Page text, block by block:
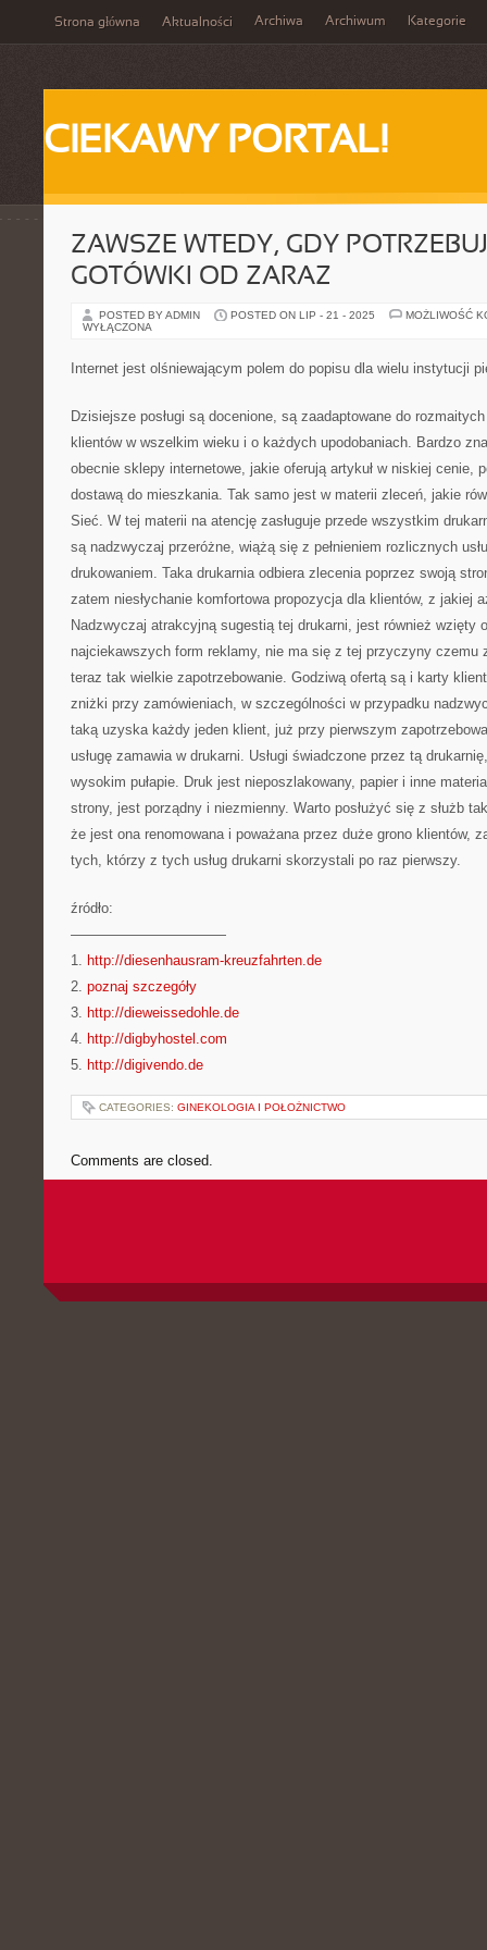
Strona główna Aktualności Archiwa Archiwum Kategorie
CIEKAWY PORTAL!
ZAWSZE WTEDY, GDY
GOTÓWKI OD ZARAZ
POSTED BY ADMIN POSTED ON LIP - 21 - 2025
MOŻLIWOŚĆ
WYŁĄCZONA
Internet jest olśniewającym polem do popisu dla wielu instytucji
Dzisiejsze posługi są docenione, są zaadaptowane do
klientów w wszelkim wieku i o każdych upodobaniach. Bardzo
obecnie sklepy internetowe, jakie oferują artykuł w niskiej cenie,
dostawą do mieszkania. Tak samo jest w materii zleceń, jakie
Sieć. W tej materii na atencję zasługuje przede wszystkim
są nadzwyczaj przeróżne, wiążą się z pełnieniem rozlicznych
drukowaniem. Taka drukarnia odbiera zlecenia poprzez swoją
zatem niesłychanie komfortowa propozycja dla klientów, z jakiej
Nadzwyczaj atrakcyjną sugestią tej drukarni, jest również wzięty
najciekawszych form reklamy, nie ma się z tej przyczyny czemu
teraz tak wielkie zapotrzebowanie. Godziwą ofertą są i karty
zniżki przy zamówieniach, w szczególności w przypadku
taką uzyska każdy jeden klient, już przy pierwszym
usługę zamawia w drukarni. Usługi świadczone przez tą
wysokim pułapie. Druk jest nieposzlakowany, papier i inne
strony, jest porządny i niezmienny. Warto posłużyć się z służb
że jest ona renomowana i poważana przez duże grono klientów,
tych, którzy z tych usług drukarni skorzystali po raz pierwszy.
źródło:
———————————
1. http://diesenhausram-kreuzfahrten.de
2. poznaj szczegóły
3. http://dieweissedohle.de
4. http://digbyhostel.com
5. http://digivendo.de
CATEGORIES: GINEKOLOGIA I POŁOŻNICTWO
Comments are closed.